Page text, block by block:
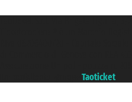
Taoticket